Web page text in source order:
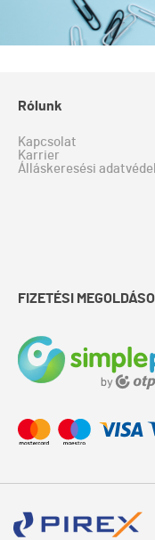
Rólunk
Kapcsolat
Karrier
Álláskeresési
FIZETÉSI